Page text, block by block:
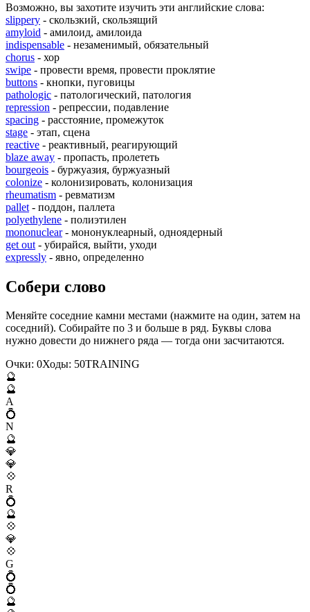
Возможно, вы захотите изучить эти английские слова:
slippery - скользкий, скользящий
amyloid - амилоид, амилоида
indispensable - незаменимый, обязательный
chorus - хор
swipe - провести время, провести проклятие
buttons - кнопки, пуговицы
pathologic - патологический, патология
repression - репрессии, подавление
spacing - расстояние, промежуток
stage - этап, сцена
reactive - реактивный, реагирующий
blaze away - пропасть, пролететь
bourgeois - буржуазия, буржуазный
colonize - колонизировать, колонизация
rheumatism - ревматизм
pallet - поддон, паллета
polyethylene - полиэтилен
mononuclear- мононуклеарный, одноядерный
get out - убирайся, выйти, уходи
expressly - явно, определенно
Собери слово
Меняйте соседние камни местами (нажмите на один, затем на
соседний). Собирайте по 3 и больше в ряд. Буквы слова
нужно довести до нижнего ряда — тогда они засчитаются.
Очки: 0Ходы: 50TRAINING
🔮
🔮
A
💍
N
🔮
💎
💎
💠
R
💍
🔮
💠
💎
💠
G
💍
💍
🔮